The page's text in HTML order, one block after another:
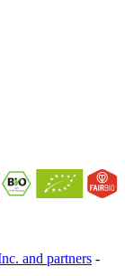
and partners -